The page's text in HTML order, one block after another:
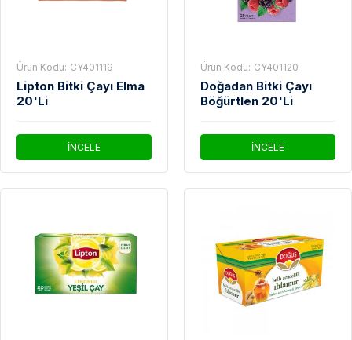
Ürün Kodu: CY401119
Lipton Bitki Çayı Elma
20'Li
İNCELE
Ürün Kodu: CY401120
Doğadan Bitki Çayı
Böğürtlen 20'Li
İNCELE